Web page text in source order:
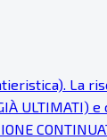
La
ULTIMATI)